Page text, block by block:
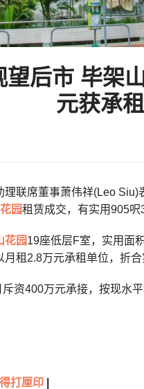
后市 毕架
元获承租
理联席董事萧伟祥(Leo
园租赁成交，有实用905呎
花园19座低层F室，实用面
租2.8万元承租单位，折合
资400万元承接，按现水
打厘印